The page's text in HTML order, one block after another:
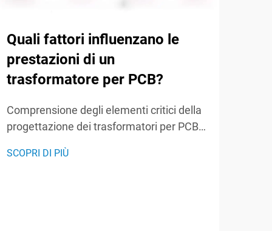
Quali fattori influenzano le
prestazioni di un
trasformatore per PCB?
Comprensione degli elementi critici della
progettazione dei trasformatori per PCB I
rivoluzionato l'elettronica moderna
SCOPRI DI PIÙ